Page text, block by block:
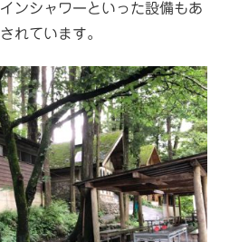
ンシャワーといった設備もあ
れています。